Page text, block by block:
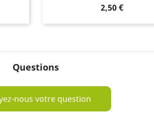
Prix
2,50 €
Questions
nous votre question